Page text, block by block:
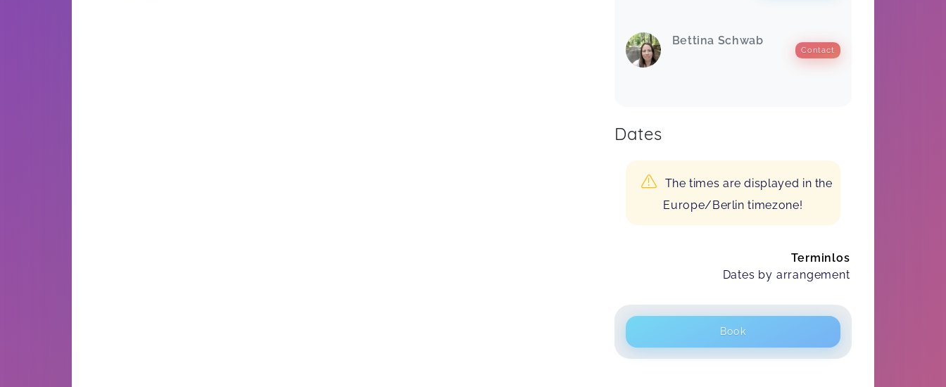
Bettina Schwab
Contact
Dates
The times are displayed in the
Europe/Berlin timezone!
Terminlos
Dates by arrangement
Book